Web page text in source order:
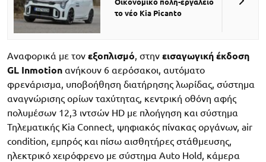
Οικονομικό πολη-εργαλείο
το νέο Kia Picanto
Αναφορικά με τον εξοπλισμό, στην εισαγωγική έκδοση
GL Inmotion ανήκουν 6 αερόσακοι, αυτόματο
φρενάρισμα, υποβοήθηση διατήρησης λωρίδας, σύστημα
αναγνώρισης ορίων ταχύτητας, κεντρική οθόνη αφής
πολυμέσων 12,3 ιντσών HD με πλοήγηση και σύστημα
Τηλεματικής Kia Connect, ψηφιακός πίνακας οργάνων, air
condition, εμπρός και πίσω αισθητήρες στάθμευσης,
ηλεκτρικό χειρόφρενο με σύστημα Αuto Ηold, κάμερα